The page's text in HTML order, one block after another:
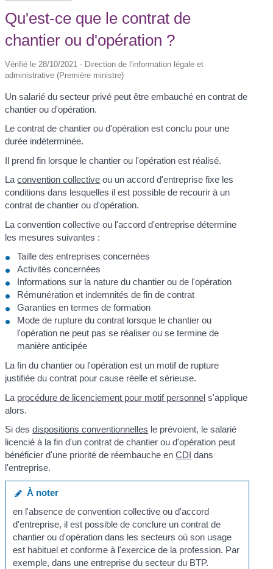
Qu'est-ce que le contrat de
chantier ou d'opération ?
Vérifié le 28/10/2021 - Direction de l'information légale et
administrative (Première ministre)
Un salarié du secteur privé peut être embauché en contrat de
chantier ou d'opération.
Le contrat de chantier ou d'opération est conclu pour une
durée indéterminée.
Il prend fin lorsque le chantier ou l'opération est réalisé.
Laconvention collective ou un accord d'entreprise fixe les
conditions dans lesquelles il est possible de recourir à un
contrat de chantier ou d'opération.
La convention collective ou l'accord d'entreprise détermine
les mesures suivantes :
Taille des entreprises concernées
Activités concernées
Informations sur la nature du chantier ou de l'opération
Rémunération et indemnités de fin de contrat
Garanties en termes de formation
Mode de rupture du contrat lorsque le chantier ou
l'opération ne peut pas se réaliser ou se termine de
manière anticipée
La fin du chantier ou l'opération est un motif de rupture
justifiée du contrat pour cause réelle et sérieuse.
La procédure de licenciement pour motif personnel s'applique
alors.
Si desdispositions conventionnelles le prévoient, le salarié
licencié à la fin d'un contrat de chantier ou d'opération peut
bénéficier d'une priorité de réembauche enCDI dans
l'entreprise.
À noter
en l'absence de convention collective ou d'accord
d'entreprise, il est possible de conclure un contrat de
chantier ou d'opération dans les secteurs où son usage
est habituel et conforme à l'exercice de la profession. Par
exemple, dans une entreprise du secteur du BTP.